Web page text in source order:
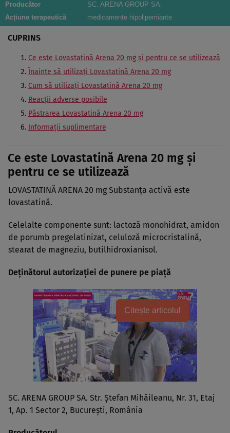
Producător
SC. ARENA GROUP SA.
Acțiune terapeutică
medicamente hipolipemiante
CUPRINS
Ce este Lovastatină Arena 20 mg şi pentru ce se utilizează
Înainte să utilizaţi Lovastatină Arena 20 mg
Cum să utilizaţi Lovastatină Arena 20 mg
Reacţii adverse posibile
Păstrarea Lovastatină Arena 20 mg
Informaţii suplimentare
Ce este Lovastatină Arena 20 mg şi
pentru ce se utilizează
LOVASTATINĂ ARENA 20 mg Substanţa activă este
lovastatină.
Celelalte componente sunt: lactoză monohidrat, amidon
de porumb pregelatinizat, celuloză microcristalină,
stearat de magneziu, butilhidroxianisol.
Deţinătorul autorizaţiei de punere pe piaţă
Citește articolul
SC. ARENA GROUP SA. Str. Ştefan Mihăileanu, Nr. 31, Etaj
1, Ap. 1 Sector 2, Bucureşti, România